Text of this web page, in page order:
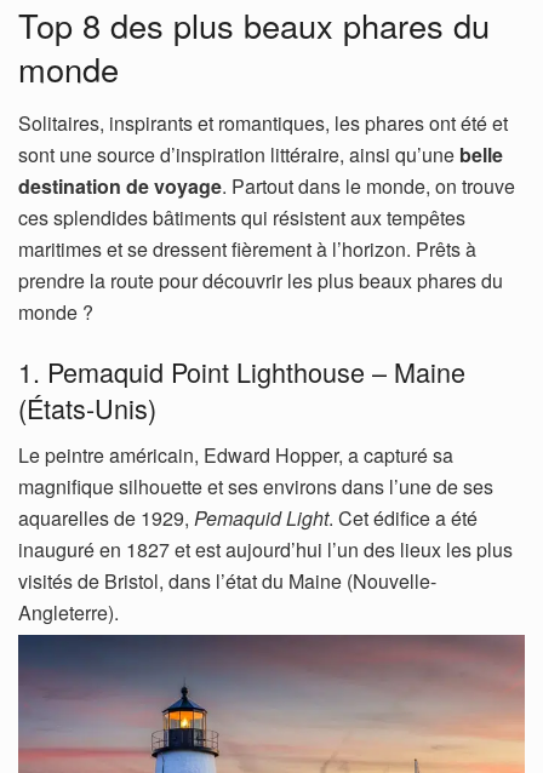
Top 8 des plus beaux phares du
monde
Solitaires, inspirants et romantiques, les phares ont été et
sont une source d’inspiration littéraire, ainsi qu’une belle
destination de voyage. Partout dans le monde, on trouve
ces splendides bâtiments qui résistent aux tempêtes
maritimes et se dressent fièrement à l’horizon. Prêts à
prendre la route pour découvrir les plus beaux phares du
monde ?
1. Pemaquid Point Lighthouse – Maine
(États-Unis)
Le peintre américain, Edward Hopper, a capturé sa
magnifique silhouette et ses environs dans l’une de ses
aquarelles de 1929, Pemaquid Light. Cet édifice a été
inauguré en 1827 et est aujourd’hui l’un des lieux les plus
visités de Bristol, dans l’état du Maine (Nouvelle-
Angleterre).